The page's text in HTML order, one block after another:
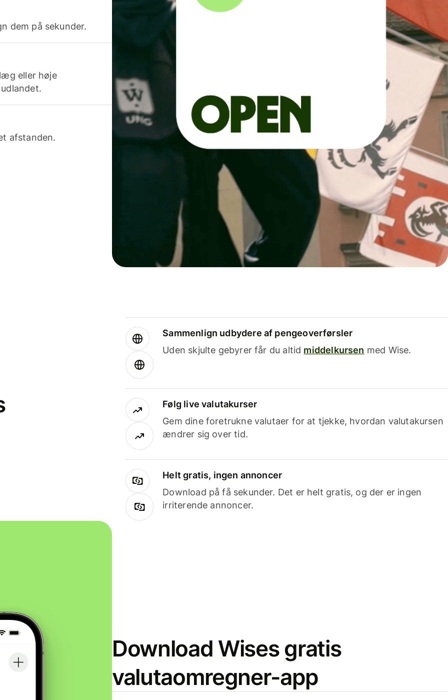
dem på sekunder.
eller høje
afstanden.
Sammenlign udbydere af pengeoverførsler
Uden skjulte gebyrer får du altid middelkursen med Wise.
Følg live valutakurser
Gem dine foretrukne valutaer for at tjekke, hvordan valutakursen
ændrer sig over tid.
Helt gratis, ingen annoncer
Download på få sekunder. Det er helt gratis, og der er ingen
irriterende annoncer.
Download Wises gratis
valutaomregner-app